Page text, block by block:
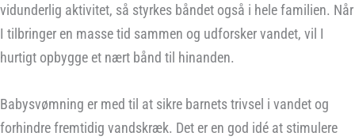
vidunderlig aktivitet, så styrkes båndet også i hele familien. Når
I tilbringer en masse tid sammen og udforsker vandet, vil I
hurtigt opbygge et nært bånd til hinanden.
Babysvømning er med til at sikre barnets trivsel i vandet og
forhindre fremtidig vandskræk. Det er en god idé at stimulere